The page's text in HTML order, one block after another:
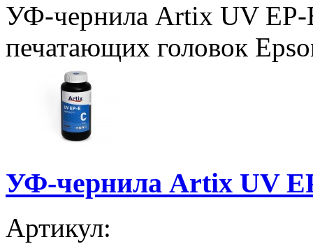
УФ-чернила Artix UV
печатающих головок
УФ-чернила Artix UV
Артикул: